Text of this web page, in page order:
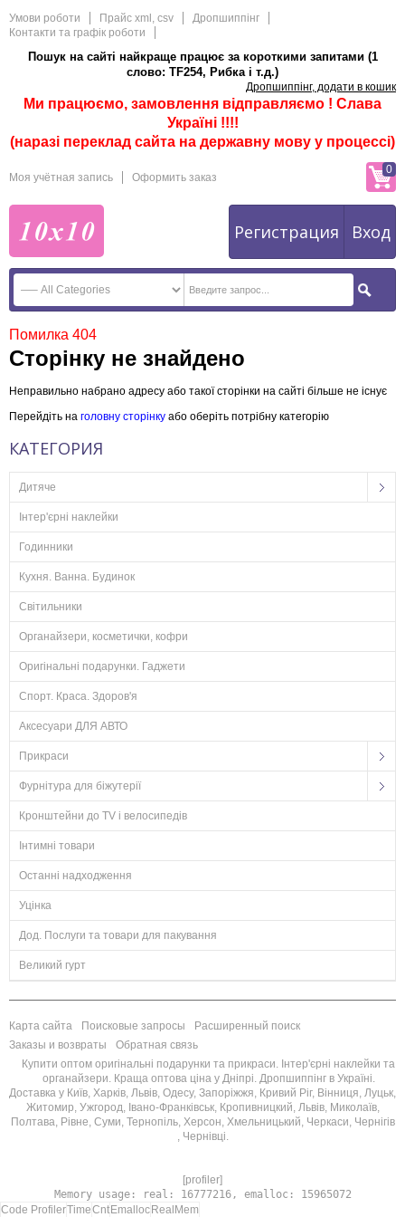
Умови роботи Прайс xml, csv
Дропшиппінг
Контакти та графік роботи
Пошук на сайті найкраще працює за короткими запитами (1
слово: TF254, Рибка і т.д.)
Дропшиппінг, додати в кошик
Ми працюємо, замовлення відправляємо ! Слава
Україні !!!!
(наразі переклад сайта на державну мову у процессі)
Моя учётная запись Оформить заказ
Регистрация Вход
0
Помилка 404
Сторінку не знайдено
Неправильно набрано адресу або такої сторінки на сайті більше не існує
Перейдіть на головну сторінку або оберіть потрібну категорію
КАТЕГОРИЯ
Дитяче
Інтер'єрні наклейки
Годинники
Кухня. Ванна. Будинок
Світильники
Органайзери, косметички, кофри
Оригінальні подарунки. Гаджети
Спорт. Краса. Здоров'я
Аксесуари ДЛЯ АВТО
Прикраси
Фурнітура для біжутерії
Кронштейни до TV і велосипедів
Інтимні товари
Останні надходження
Уцінка
Дод. Послуги та товари для пакування
Великий гурт
Карта сайта Поисковые запросы
Расширенный поиск
Заказы и возвраты
Обратная связь
Купити оптом оригінальні подарунки та прикраси. Інтер'єрні наклейки та
органайзери. Краща оптова ціна у Дніпрі. Дропшиппінг в Україні.
Доставка у Київ, Харків, Львів, Одесу, Запоріжжя, Кривий Ріг, Вінниця, Луцьк,
Житомир, Ужгород, Івано-Франківськ, Кропивницкий, Львів, Миколаїв,
Полтава, Рівне, Суми, Тернопіль, Херсон, Хмельницький, Черкаси, Чернігів
, Чернівці.
[profiler]
Memory usage: real: 16777216, emalloc: 15965072
Code ProfilerTimeCnt Emalloc RealMem